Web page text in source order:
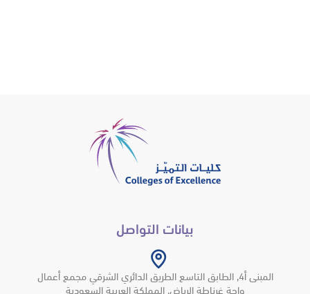
بيانات التواصل
المبنى أ4, الطابق التاسع الطريق الدائري الشرقي مجمع أعمال
واحة غرناطة الرياض, المملكة العربية السعودية